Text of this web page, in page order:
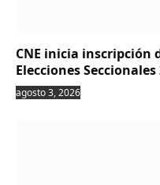
CNE inicia inscripción
Elecciones Seccionales
agosto 3, 2026